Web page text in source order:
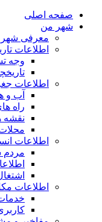
صفحه اصلی
شهر من
معرفی شهر
اطلاعات
وجه
اطلاعات
آب و
راه
نقشه
اطلاعات
مردم
اطلاعات